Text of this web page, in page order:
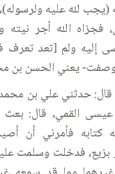
(يجب لله عليه
فجزاه الله أجر نيته
إليه ولم [تعد تعرف
وصفت- يعني الحسن بن
حدثني علي بن
القمي، قال: بعث
كتابه فأمرني أن
بزيع، فدخلت وسلمت